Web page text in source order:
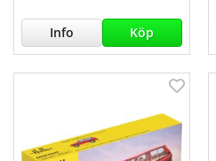
Info Köp